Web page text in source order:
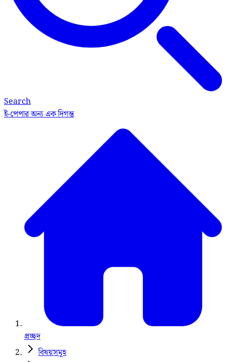
Search
ই-পেপারঅন্য এক দিগন্ত
প্রচ্ছদ
বিষয়সমূহ